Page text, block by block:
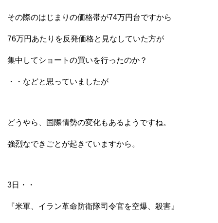
その際のはじまりの価格帯が74万円台ですから
76万円あたりを反発価格と見なしていた方が
集中してショートの買いを行ったのか？
・・などと思っていましたが
どうやら、国際情勢の変化もあるようですね。
強烈なできごとが起きていますから。
3日・・
『米軍、イラン革命防衛隊司令官を空爆、殺害』